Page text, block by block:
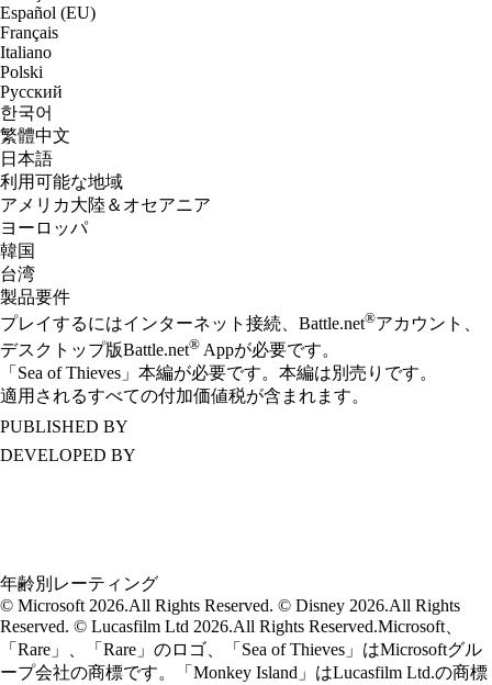
Español (EU)
Français
Italiano
Polski
Русский
한국어
繁體中文
日本語
利用可能な地域
アメリカ大陸＆オセアニア
ヨーロッパ
韓国
台湾
製品要件
プレイするにはインターネット接続、Battle.net®アカウント、
デスクトップ版Battle.net® Appが必要です。
「Sea of Thieves」本編が必要です。本編は別売りです。
適用されるすべての付加価値税が含まれます。
PUBLISHED BY
DEVELOPED BY
年齢別レーティング
© Microsoft 2026.All Rights Reserved. © Disney 2026.All Rights
Reserved. © Lucasfilm Ltd 2026.All Rights Reserved.Microsoft、
「Rare」、「Rare」のロゴ、「Sea of Thieves」はMicrosoftグル
ープ会社の商標です。「Monkey Island」はLucasfilm Ltd.の商標